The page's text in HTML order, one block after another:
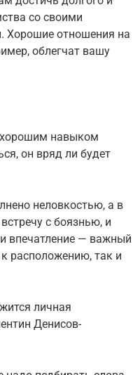
со своими
Хорошие отношения на
облегчат вашу
хорошим навыком
он вряд ли будет
неловкостью, а в
с боязнью, и
впечатление — важный
расположению, так и
личная
Денисов-